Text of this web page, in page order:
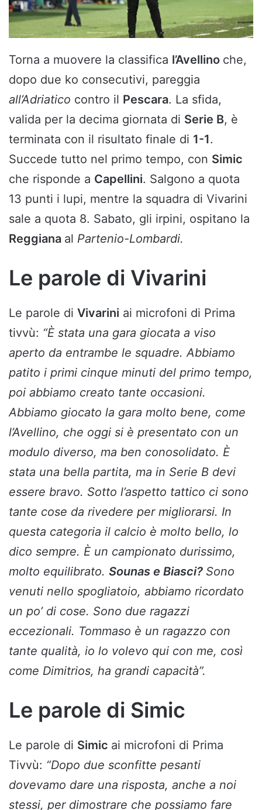
Torna a muovere la classifica l’Avellino che,
dopo due ko consecutivi, pareggia
all’Adriatico contro il Pescara. La sfida,
valida per la decima giornata di Serie B, è
terminata con il risultato finale di 1-1.
Succede tutto nel primo tempo, con Simic
che risponde a Capellini. Salgono a quota
13 punti i lupi, mentre la squadra di Vivarini
sale a quota 8. Sabato, gli irpini, ospitano la
Reggiana al Partenio-Lombardi.
Le parole di Vivarini
Le parole di Vivarini ai microfoni di Prima
tivvù: “È stata una gara giocata a viso
aperto da entrambe le squadre. Abbiamo
patito i primi cinque minuti del primo tempo,
poi abbiamo creato tante occasioni.
Abbiamo giocato la gara molto bene, come
l’Avellino, che oggi si è presentato con un
modulo diverso, ma ben conosolidato. È
stata una bella partita, ma in Serie B devi
essere bravo. Sotto l’aspetto tattico ci sono
tante cose da rivedere per migliorarsi. In
questa categoria il calcio è molto bello, lo
dico sempre. È un campionato durissimo,
molto equilibrato. Sounas e Biasci? Sono
venuti nello spogliatoio, abbiamo ricordato
un po’ di cose. Sono due ragazzi
eccezionali. Tommaso è un ragazzo con
tante qualità, io lo volevo qui con me, così
come Dimitrios, ha grandi capacità”.
Le parole di Simic
Le parole di Simic ai microfoni di Prima
Tivvù: “Dopo due sconfitte pesanti
dovevamo dare una risposta, anche a noi
stessi, per dimostrare che possiamo fare